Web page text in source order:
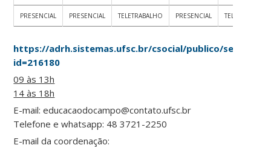
PRESENCIAL PRESENCIAL TELETRABALHO PRESENCIAL TELETRABALHO
https://adrh.sistemas.ufsc.br/csocial/publico/
id=216180
09 às 13h
14 às 18h
E-mail: educacaodocampo@contato.ufsc.br
Telefone e whatsapp: 48 3721-2250
E-mail da coordenação: